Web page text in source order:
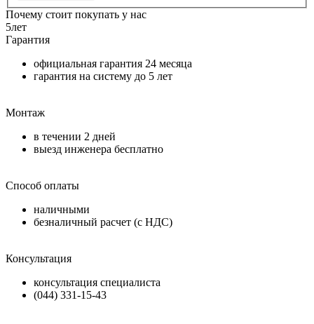
Почему стоит покупать у нас
5лет
Гарантия
официальная гарантия 24 месяца
гарантия на систему до 5 лет
Монтаж
в течении 2 дней
выезд инженера бесплатно
Способ оплаты
наличными
безналичный расчет (с НДС)
Консультация
консультация специалиста
(044) 331-15-43